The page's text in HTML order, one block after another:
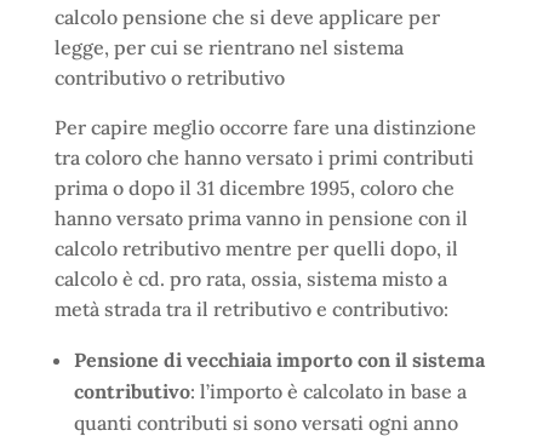
calcolo pensione che si deve applicare per
legge, per cui se rientrano nel sistema
contributivo o retributivo
Per capire meglio occorre fare una distinzione
tra coloro che hanno versato i primi contributi
prima o dopo il 31 dicembre 1995, coloro che
hanno versato prima vanno in pensione con il
calcolo retributivo mentre per quelli dopo, il
calcolo è cd. pro rata, ossia, sistema misto a
metà strada tra il retributivo e contributivo:
Pensione di vecchiaia importo con il sistema
contributivo: l’importo è calcolato in base a
quanti contributi si sono versati ogni anno